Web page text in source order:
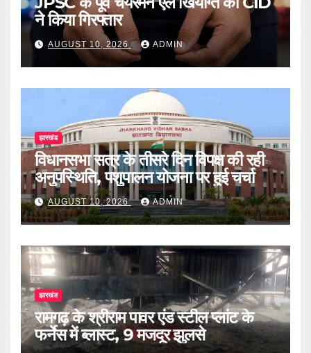
ने किया गिरफ्तार
AUGUST 10, 2026 ADMIN
झारखंड
विधानसभा सत्र के तीसरे दिन विपक्ष की रही
अनुपस्थिति, पशुपालन योजना पर हुई चर्चा
AUGUST 10, 2026 ADMIN
झारखंड
रामगढ़ के श्रीराम पावर एंड स्टील प्लांट के
फर्नेस में ब्लास्ट, 9 मजदूर झुलसे